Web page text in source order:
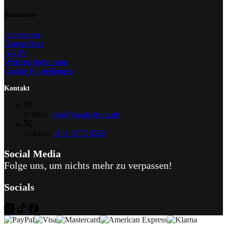
Impressum
Datenschutz
AGB's
Widerrufsbelehrung
Cookie Einstellungen
Kontakt
info@jungle-fruits.de
0151 6772 6555
Social Media
Folge uns, um nichts mehr zu verpassen!
Socials